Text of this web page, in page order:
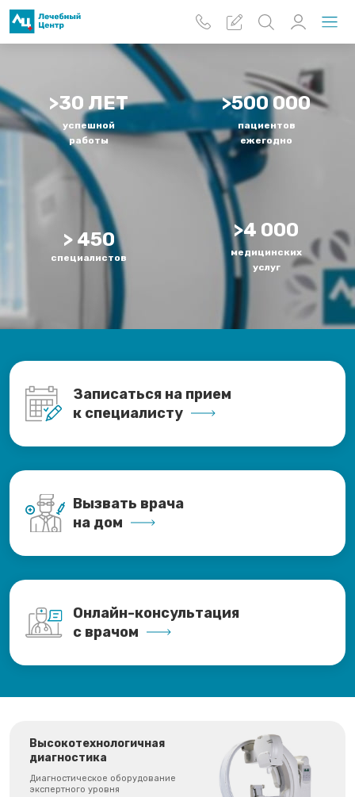
Перейти к основному содержанию
>30 ЛЕТ
успешной
работы
>500 000
пациентов
ежегодно
> 450
специалистов
>4 000
медицинских
услуг
Записаться на прием
к специалисту
Вызвать врача
на дом
Онлайн-консультация
с врачом
Высокотехнологичная
диагностика
Диагностическое оборудование
экспертного уровня